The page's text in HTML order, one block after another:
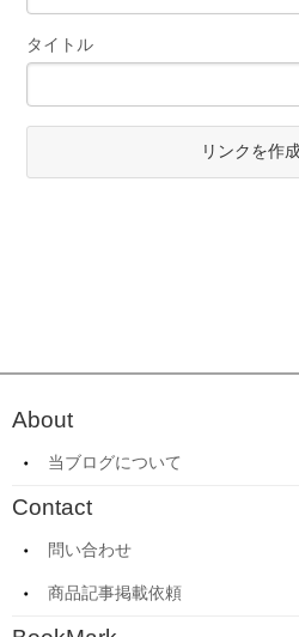
タイトル
リンクを作
About
当ブログについて
Contact
問い合わせ
商品記事掲載依頼